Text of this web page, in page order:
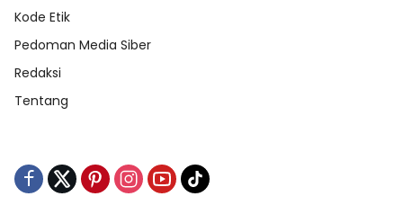
Kode Etik
Pedoman Media Siber
Redaksi
Tentang